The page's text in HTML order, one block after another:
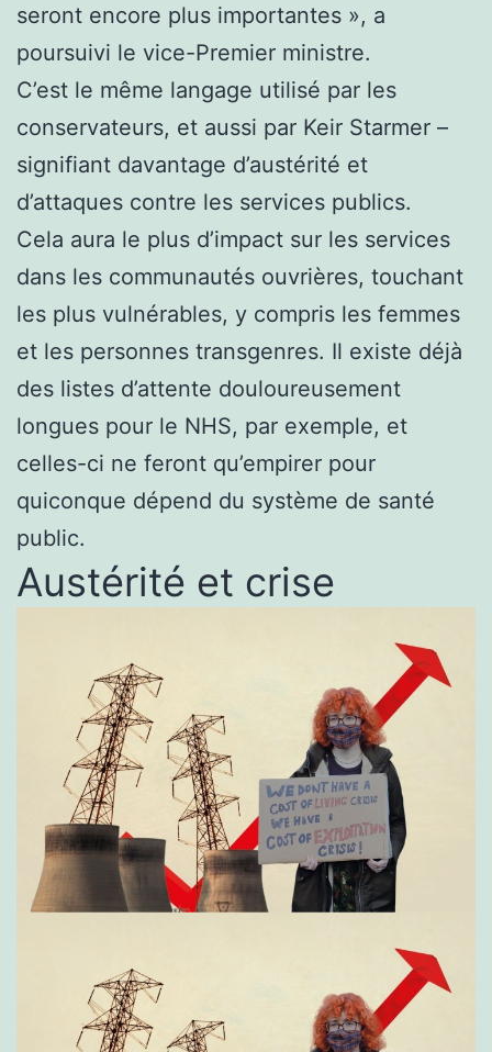
seront encore plus importantes », a
poursuivi le vice-Premier ministre.
C’est le même langage utilisé par les
conservateurs, et aussi par Keir Starmer –
signifiant davantage d’austérité et
d’attaques contre les services publics.
Cela aura le plus d’impact sur les services
dans les communautés ouvrières, touchant
les plus vulnérables, y compris les femmes
et les personnes transgenres. Il existe déjà
des listes d’attente douloureusement
longues pour le NHS, par exemple, et
celles-ci ne feront qu’empirer pour
quiconque dépend du système de santé
public.
Austérité et crise